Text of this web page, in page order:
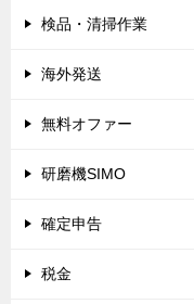
検品・清掃作業
海外発送
無料オファー
研磨機SIMO
確定申告
税金